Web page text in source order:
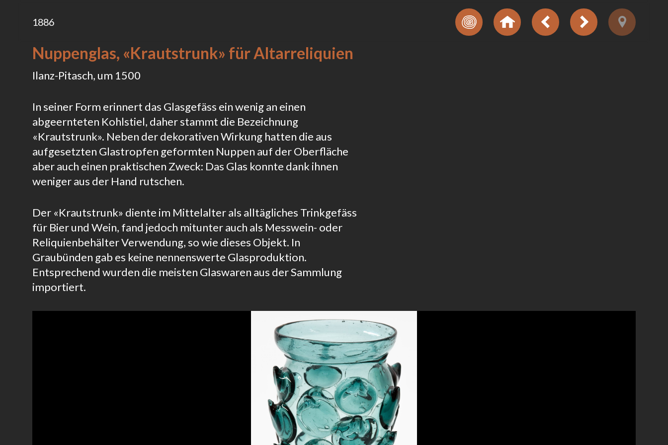
1886
Nuppenglas, «Krautstrunk» für Altarreliquien
Ilanz-Pitasch, um 1500
In seiner Form erinnert das Glasgefäss ein wenig an einen
abgeernteten Kohlstiel, daher stammt die Bezeichnung
«Krautstrunk». Neben der dekorativen Wirkung hatten die aus
aufgesetzten Glastropfen geformten Nuppen auf der Oberfläche
aber auch einen praktischen Zweck: Das Glas konnte dank ihnen
weniger aus der Hand rutschen.
Der «Krautstrunk» diente im Mittelalter als alltägliches Trinkgefäss
für Bier und Wein, fand jedoch mitunter auch als Messwein- oder
Reliquienbehälter Verwendung, so wie dieses Objekt. In
Graubünden gab es keine nennenswerte Glasproduktion.
Entsprechend wurden die meisten Glaswaren aus der Sammlung
importiert.